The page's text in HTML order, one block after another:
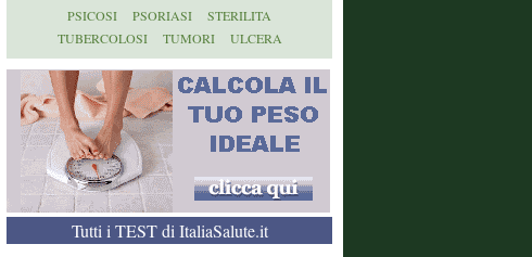
PSICOSI
PSORIASI
STERILITA
TUBERCOLOSI
TUMORI ULCERA
Tutti i TEST di ItaliaSalute.it